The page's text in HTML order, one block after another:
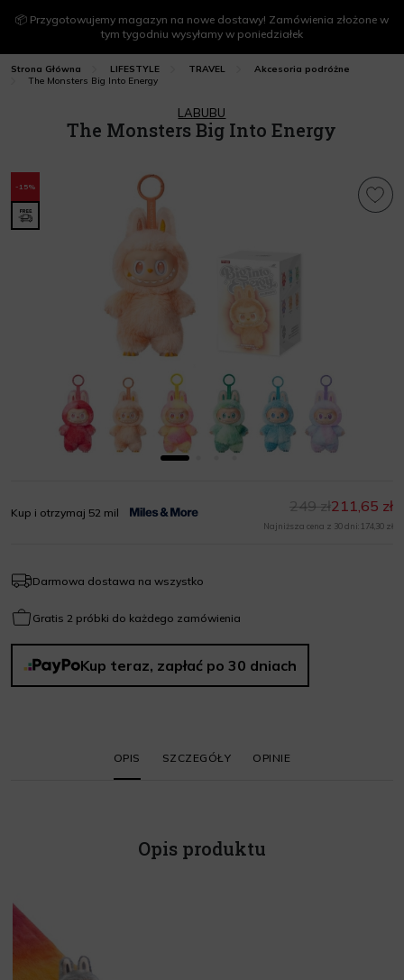
📦 Przygotowujemy magazyn na nowe dostawy! Zamówienia złożone w
tym tygodniu wysyłamy w poniedziałek
Strona Główna LIFESTYLE TRAVEL
Akcesoria podróżne
The Monsters Big Into Energy
LABUBU
The Monsters Big Into Energy
-15%
Kup i otrzymaj 52 mil 211,65 zł
249 zł
Najniższa cena z 30 dni: 174,30 zł
Darmowa dostawa na wszystko
Gratis 2 próbki do każdego zamówienia
Kup teraz, zapłać po 30 dniach
OPIS SZCZEGÓŁY OPINIE
Opis produktu